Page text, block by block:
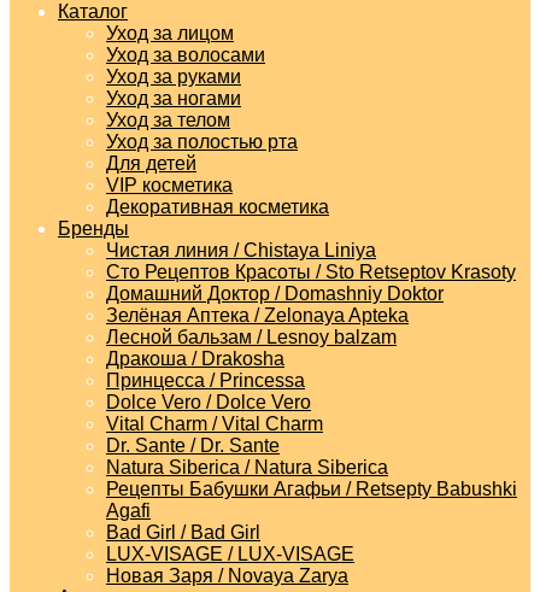
Каталог
Уход за лицом
Уход за волосами
Уход за руками
Уход за ногами
Уход за телом
Уход за полостью рта
Для детей
VIP косметика
Декоративная косметика
Бренды
Чистая линия / Chistaya Liniya
Сто Рецептов Красоты / Sto Retseptov Krasoty
Домашний Доктор / Domashniy Doktor
Зелёная Аптека / Zelonaya Apteka
Лесной бальзам / Lesnoy balzam
Дракоша / Drakosha
Принцесса / Princessa
Dolce Vero / Dolce Vero
Vital Charm / Vital Charm
Dr. Sante / Dr. Sante
Natura Siberica / Natura Siberica
Рецепты Бабушки Агафьи / Retsepty Babushki
Agafi
Bad Girl / Bad Girl
LUX-VISAGE / LUX-VISAGE
Новая Заря / Novaya Zarya